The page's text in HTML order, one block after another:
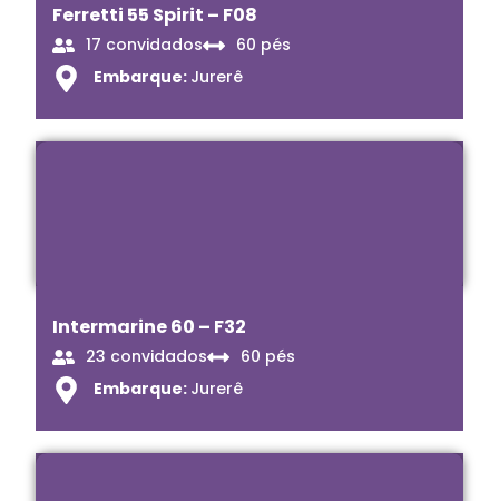
Ferretti 55 Spirit – F08
17 convidados
60 pés
Embarque: Jurerê
Intermarine 60 – F32
23 convidados
60 pés
Embarque: Jurerê